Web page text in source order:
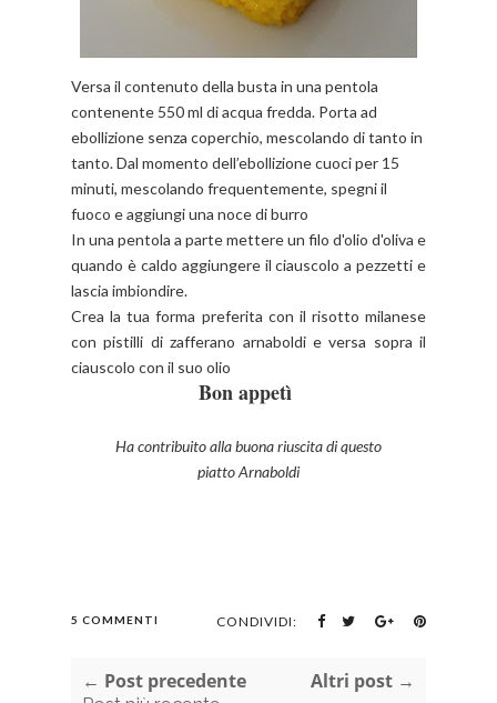
Versa il contenuto della busta in una pentola
contenente 550 ml di acqua fredda. Porta ad
ebollizione senza coperchio, mescolando di tanto in
tanto. Dal momento dell’ebollizione cuoci per 15
minuti, mescolando frequentemente, spegni il
fuoco e aggiungi una noce di burro
In una pentola a parte mettere un filo d'olio d'oliva e
quando è caldo aggiungere il ciauscolo a pezzetti e
lascia imbiondire.
Crea la tua forma preferita con il risotto milanese
con pistilli di zafferano arnaboldi e versa sopra il
ciauscolo con il suo olio
Bon appetì
Ha contribuito alla buona riuscita di questo
piatto Arnaboldi
5 COMMENTI CONDIVIDI:
← Post precedente Altri post →